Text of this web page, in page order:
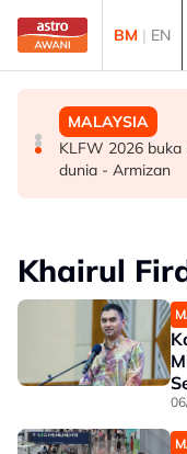
Skip to main content
BM | EN
SUKAN
Era berakhir:
Styles, Brock
DUNIA
Gelombang
cuti
MALAYSIA
KLFW 2026
dunia - Armizan
Khairul